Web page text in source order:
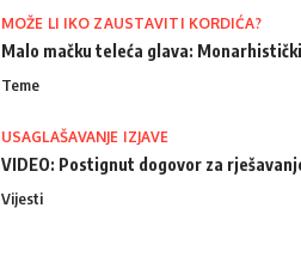
MOŽE LI IKO ZAUSTAVITI KORDIĆA?
Malo mačku teleća glava:
Teme
USAGLAŠAVANJE IZJAVE
VIDEO: Postignut dogovor za
Vijesti